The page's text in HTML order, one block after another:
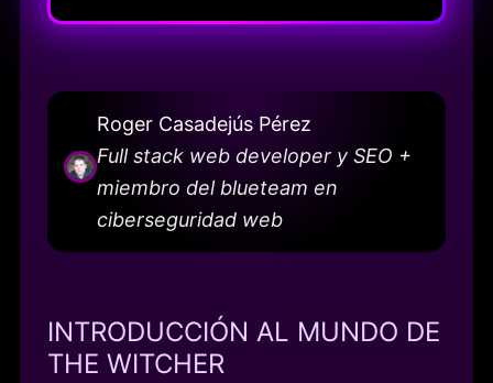
Roger Casadejús Pérez
Full stack web developer y SEO +
miembro del blueteam en
ciberseguridad web
INTRODUCCIÓN AL MUNDO DE
THE WITCHER